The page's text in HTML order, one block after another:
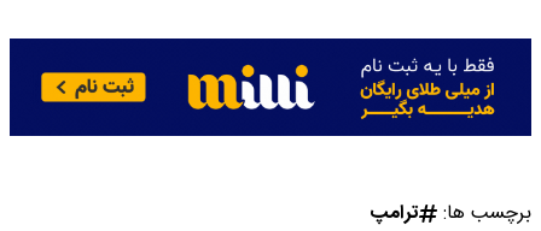
برچسب ها: ترامپ